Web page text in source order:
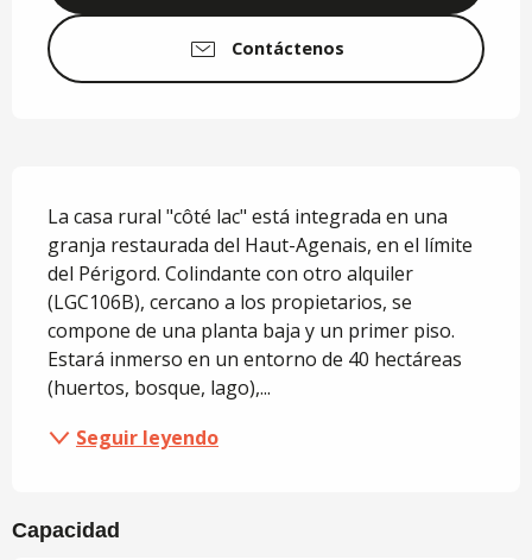
Contáctenos
La casa rural "côté lac" está integrada en una
granja restaurada del Haut-Agenais, en el límite
del Périgord. Colindante con otro alquiler
(LGC106B), cercano a los propietarios, se
compone de una planta baja y un primer piso.
Estará inmerso en un entorno de 40 hectáreas
(huertos, bosque, lago),...
Seguir leyendo
Capacidad